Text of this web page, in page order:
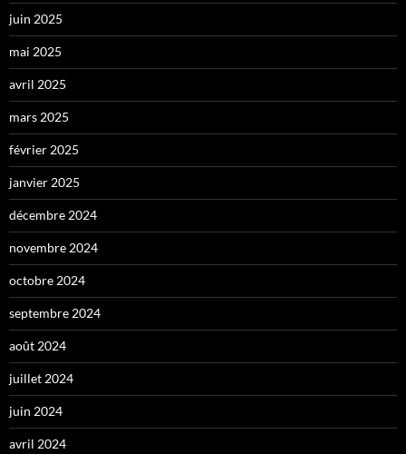
juin 2025
mai 2025
avril 2025
mars 2025
février 2025
janvier 2025
décembre 2024
novembre 2024
octobre 2024
septembre 2024
août 2024
juillet 2024
juin 2024
avril 2024